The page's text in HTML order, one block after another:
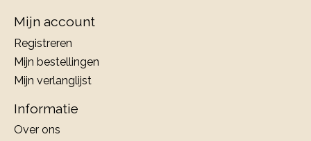
Mijn account
Registreren
Mijn bestellingen
Mijn verlanglijst
Informatie
Over ons